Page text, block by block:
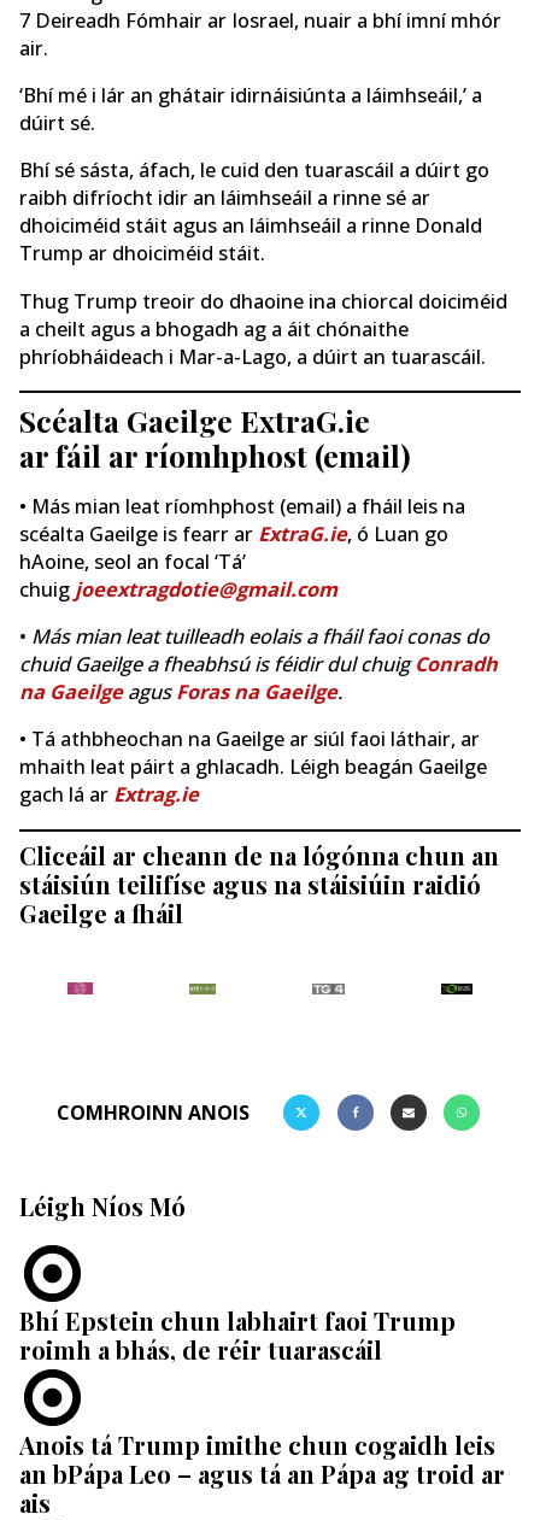
7 Deireadh Fómhair ar Iosrael, nuair a bhí imní mhór
air.
‘Bhí mé i lár an ghátair idirnáisiúnta a láimhseáil,’ a
dúirt sé.
Bhí sé sásta, áfach, le cuid den tuarascáil a dúirt go
raibh difríocht idir an láimhseáil a rinne sé ar
dhoiciméid stáit agus an láimhseáil a rinne Donald
Trump ar dhoiciméid stáit.
Thug Trump treoir do dhaoine ina chiorcal doiciméid
a cheilt agus a bhogadh ag a áit chónaithe
phríobháideach i Mar-a-Lago, a dúirt an tuarascáil.
Scéalta Gaeilge ExtraG.ie
ar fáil ar ríomhphost (email)
• Más mian leat ríomhphost (email) a fháil leis na
scéalta Gaeilge is fearr ar ExtraG.ie, ó Luan go
hAoine, seol an focal ‘Tá’
chuig joeextragdotie@gmail.com
• Más mian leat tuilleadh eolais a fháil faoi conas do
chuid Gaeilge a fheabhsú is féidir dul chuigConradh
na GaeilgeagusForas na Gaeilge.
• Tá athbheochan na Gaeilge ar siúl faoi láthair, ar
mhaith leat páirt a ghlacadh. Léigh beagán Gaeilge
gach lá ar Extrag.ie
Cliceáil ar cheann de na lógónna chun an
stáisiún teilifíse agus na stáisiúin raidió
Gaeilge a fháil
COMHROINN ANOIS
Léigh Níos Mó
Bhí Epstein chun labhairt faoi Trump
roimh a bhás, de réir tuarascáil
Anois tá Trump imithe chun cogaidh leis
an bPápa Leo – agus tá an Pápa ag troid ar
ais